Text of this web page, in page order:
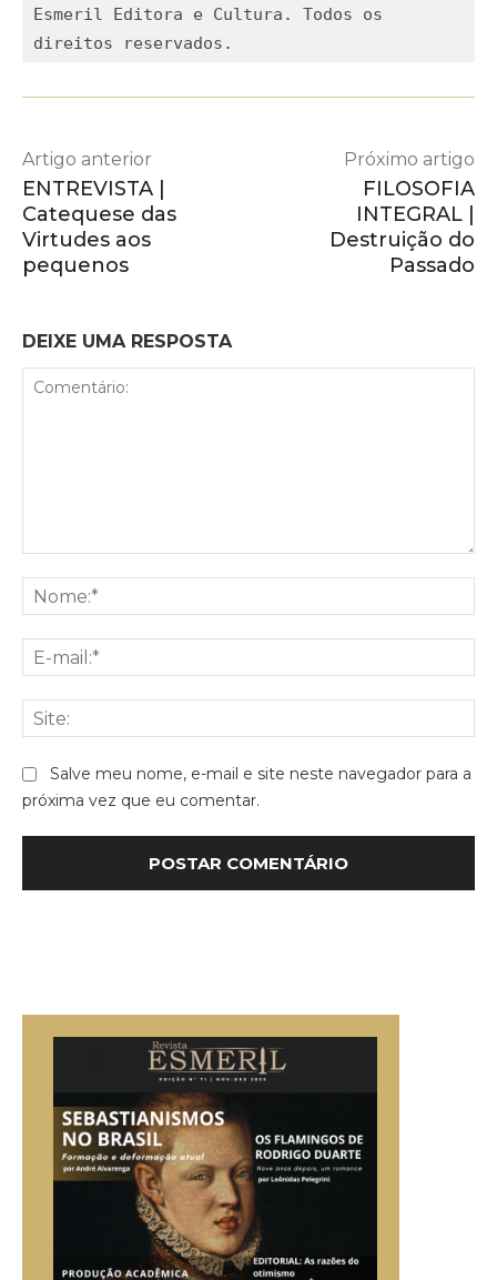
Esmeril Editora e Cultura. Todos os
direitos reservados.
Artigo anterior
ENTREVISTA |
Catequese das
Virtudes aos
pequenos
Próximo artigo
FILOSOFIA
INTEGRAL |
Destruição do
Passado
DEIXE UMA RESPOSTA
Salve meu nome, e-mail e site neste navegador para a
próxima vez que eu comentar.